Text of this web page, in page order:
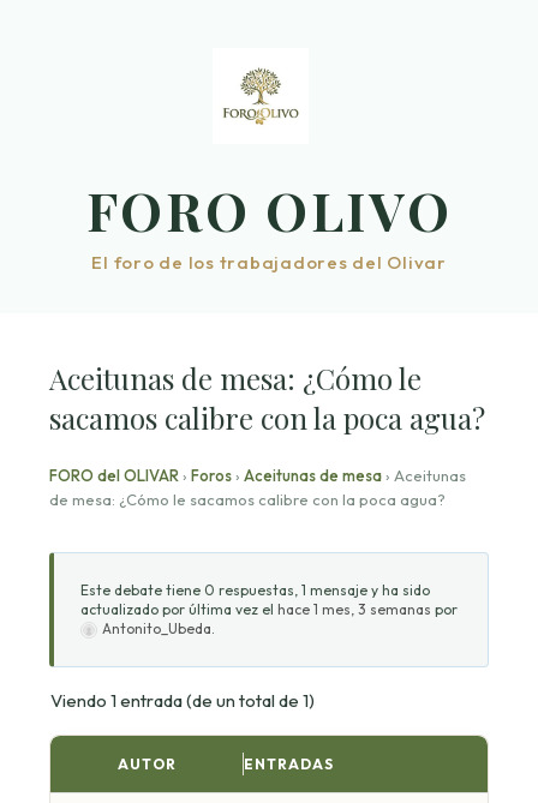
FORO OLIVO
El foro de los trabajadores del Olivar
Aceitunas de mesa: ¿Cómo le
sacamos calibre con la poca agua?
FORO del OLIVAR › Foros › Aceitunas de mesa › Aceitunas
de mesa: ¿Cómo le sacamos calibre con la poca agua?
Este debate tiene 0 respuestas, 1 mensaje y ha sido
actualizado por última vez el hace 1 mes, 3 semanas por
Antonito_Ubeda
Viendo 1 entrada (de un total de 1)
AUTOR ENTRADAS